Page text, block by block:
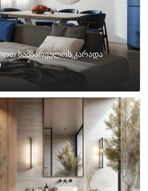
სამზარეულოს კარადა